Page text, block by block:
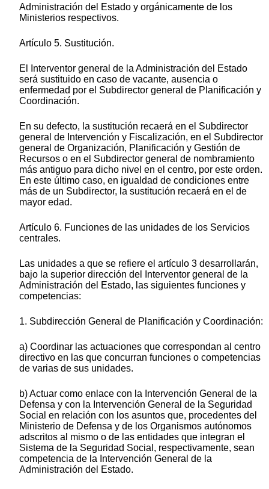
Administración del Estado y orgánicamente de los
Ministerios respectivos.
Artículo 5. Sustitución.
El Interventor general de la Administración del Estado
será sustituido en caso de vacante, ausencia o
enfermedad por el Subdirector general de Planificación y
Coordinación.
En su defecto, la sustitución recaerá en el Subdirector
general de Intervención y Fiscalización, en el Subdirector
general de Organización, Planificación y Gestión de
Recursos o en el Subdirector general de nombramiento
más antiguo para dicho nivel en el centro, por este orden.
En este último caso, en igualdad de condiciones entre
más de un Subdirector, la sustitución recaerá en el de
mayor edad.
Artículo 6. Funciones de las unidades de los Servicios
centrales.
Las unidades a que se refiere el artículo 3 desarrollarán,
bajo la superior dirección del Interventor general de la
Administración del Estado, las siguientes funciones y
competencias:
1. Subdirección General de Planificación y Coordinación:
a) Coordinar las actuaciones que correspondan al centro
directivo en las que concurran funciones o competencias
de varias de sus unidades.
b) Actuar como enlace con la Intervención General de la
Defensa y con la Intervención General de la Seguridad
Social en relación con los asuntos que, procedentes del
Ministerio de Defensa y de los Organismos autónomos
adscritos al mismo o de las entidades que integran el
Sistema de la Seguridad Social, respectivamente, sean
competencia de la Intervención General de la
Administración del Estado.